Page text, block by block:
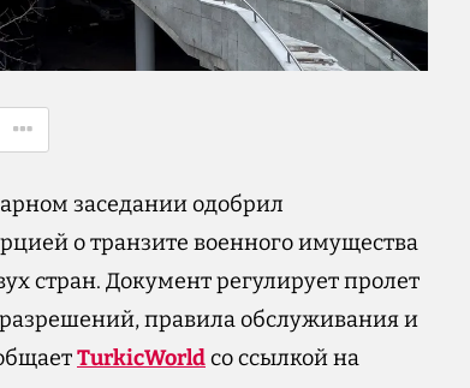
заседании одобрил
о транзите военного имущества
стран. Документ регулирует пролет
правила обслуживания и
TurkicWorldсо ссылкой на